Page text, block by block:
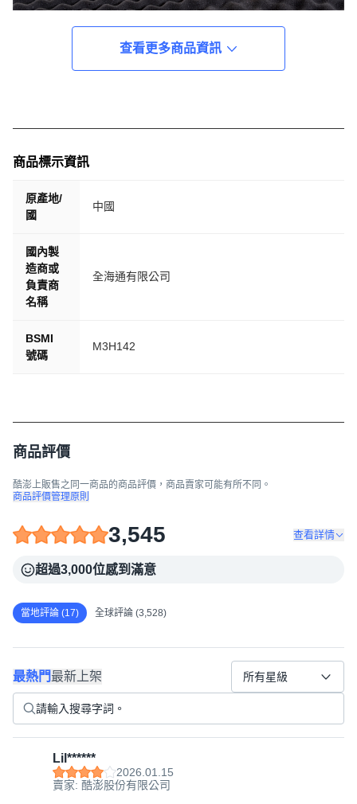
查看更多商品資訊
商品標示資訊
原產地/
國
中國
國內製
造商或
負責商
名稱
全海通有限公司
BSMI
號碼
M3H142​
商品評價
酷澎上販售之同一商品的商品評價，商品賣家可能有所不同。
商品評價管理原則
3,545 查看詳情
超過3,000位感到滿意
當地評論 (17) 全球評論 (3,528)
最熱門最新上架 所有星級
Lil******
2026.01.15
賣家: 酷澎股份有限公司